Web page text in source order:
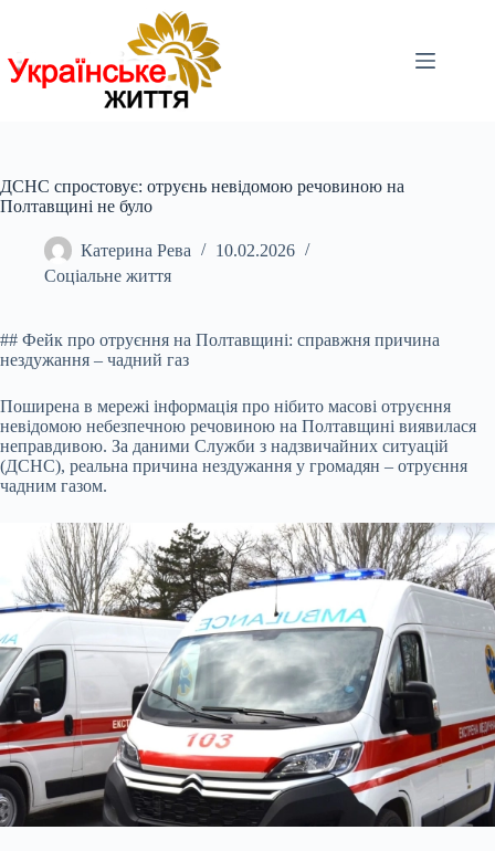
ДСНС спростовує: отруєнь невідомою речовиною на
Полтавщині не було
Катерина Рева
10.02.2026
Соціальне життя
## Фейк про отруєння на Полтавщині: справжня причина
нездужання – чадний газ
Поширена в мережі інформація про нібито масові отруєння
невідомою небезпечною речовиною на Полтавщині виявилася
неправдивою. За даними Служби з надзвичайних ситуацій
(ДСНС), реальна причина нездужання у громадян – отруєння
чадним газом.